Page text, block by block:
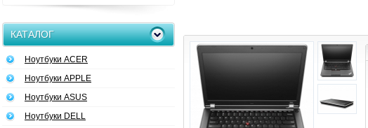
КАТАЛОГ
Ноутбуки ACER
Ноутбуки APPLE
Ноутбуки ASUS
Ноутбуки DELL